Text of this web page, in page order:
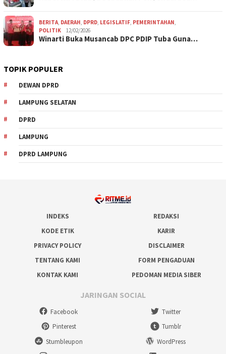
BERITA, DAERAH, DPRD, LEGISLATIF, PEMERINTAHAN,
POLITIK
12/02/2026
Winarti Buka Musancab DPC PDIP Tuba Guna…
TOPIK POPULER
DEWAN DPRD
LAMPUNG SELATAN
DPRD
LAMPUNG
DPRD LAMPUNG
INDEKS
REDAKSI
KODE ETIK
KARIR
PRIVACY POLICY
DISCLAIMER
TENTANG KAMI
FORM PENGADUAN
KONTAK KAMI
PEDOMAN MEDIA SIBER
JARINGAN SOCIAL
Facebook
Twitter
Pinterest
Tumblr
Stumbleupon
WordPress